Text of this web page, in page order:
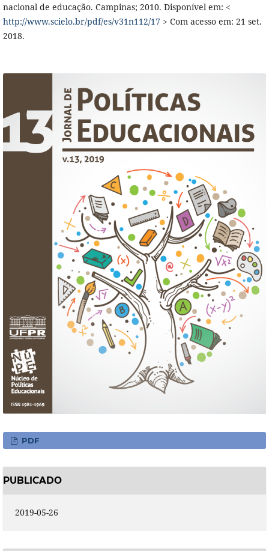
nacional de educação. Campinas; 2010. Disponível em: <
http://www.scielo.br/pdf/es/v31n112/17 > Com acesso em: 21 set.
2018.
PDF
PUBLICADO
2019-05-26